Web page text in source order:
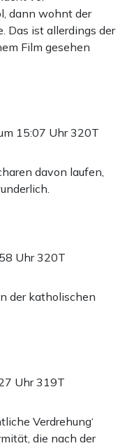
dann wohnt der
Das ist allerdings der
Film gesehen
15:07 Uhr320T
davon laufen,
Uhr320T
der katholischen
Uhr319T
Verdrehung‘
die nach der